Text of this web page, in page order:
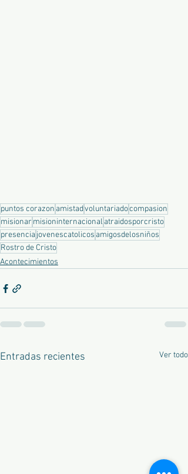
puntos corazon amistadvoluntariadocompasion
misionar misioninternacional atraidosporcristo
presencia jovenescatolicos amigosdelosniños
Rostro de Cristo
Acontecimientos
Entradas recientes Ver todo